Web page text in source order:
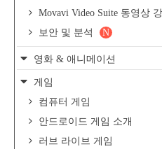
Movavi Video Suite 동영상
보안 및 분석
N
영화 & 애니메이션
게임
컴퓨터 게임
안드로이드 게임 소개
러브 라이브 게임